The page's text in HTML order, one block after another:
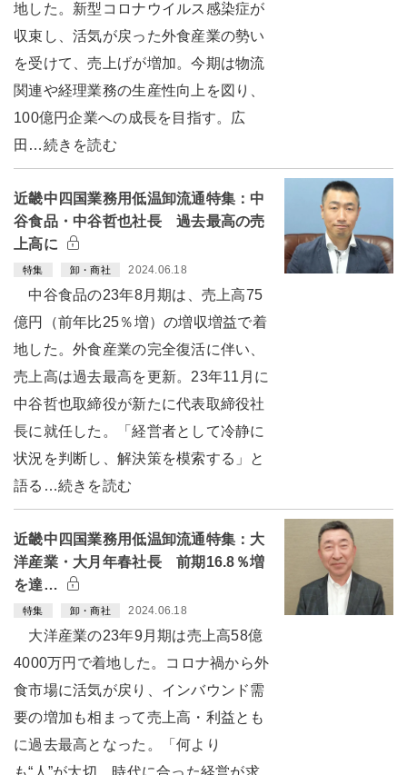
地した。新型コロナウイルス感染症が
収束し、活気が戻った外食産業の勢い
を受けて、売上げが増加。今期は物流
関連や経理業務の生産性向上を図り、
100億円企業への成長を目指す。広
田…続きを読む
近畿中四国業務用低温卸流通特集：中
谷食品・中谷哲也社長 過去最高の売
上高に
特集 卸・商社 2024.06.18
中谷食品の23年8月期は、売上高75
億円（前年比25％増）の増収増益で着
地した。外食産業の完全復活に伴い、
売上高は過去最高を更新。23年11月に
中谷哲也取締役が新たに代表取締役社
長に就任した。「経営者として冷静に
状況を判断し、解決策を模索する」と
語る…続きを読む
近畿中四国業務用低温卸流通特集：大
洋産業・大月年春社長 前期16.8％増
を達…
特集 卸・商社 2024.06.18
大洋産業の23年9月期は売上高58億
4000万円で着地した。コロナ禍から外
食市場に活気が戻り、インバウンド需
要の増加も相まって売上高・利益とも
に過去最高となった。「何より
も“人”が大切。時代に合った経営が求